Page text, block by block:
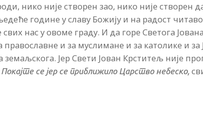
нико није створен зао, нико није створен
године у славу Божију и на радост
нас у овоме граду. И да горе Светога
и за муслимане и за католике и за
Јер Свети Јован Крститељ није
Покајте се јер се приближило Царство небеско,